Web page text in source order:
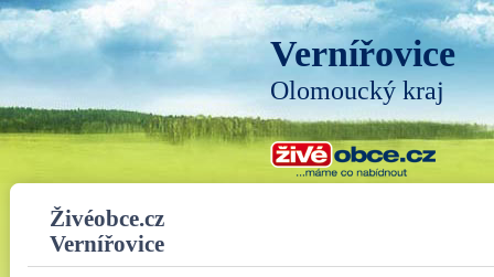
Vernířovice
Olomoucký kraj
Živéobce.cz
Vernířovice